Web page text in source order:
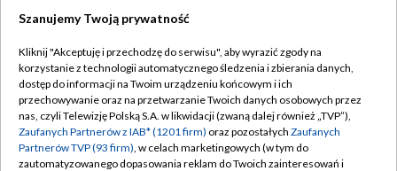
TVP
Abonament TVP
Emisja w TVP
Centrum informacji TVP
Regulamin TVP
Polityka prywatności
Moje zgody
Szanujemy Twoją prywatność
Kliknij "Akceptuję i przechodzę do serwisu", aby wyrazić zgody na
korzystanie z technologii automatycznego śledzenia i zbierania danych,
dostęp do informacji na Twoim urządzeniu końcowym i ich
przechowywanie oraz na przetwarzanie Twoich danych osobowych przez
nas, czyli Telewizję Polską S.A. w likwidacji (zwaną dalej również „TVP”),
Zaufanych Partnerów z IAB* (1201 firm) oraz pozostałych Zaufanych
Partnerów TVP (93 firm), w celach marketingowych (w tym do
zautomatyzowanego dopasowania reklam do Twoich zainteresowań i